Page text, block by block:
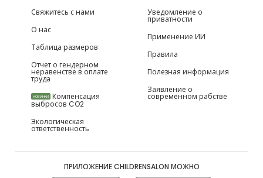
Свяжитесь с нами
О нас
Таблица размеров
Отчет о гендерном
неравенстве в оплате
труда
НОВИНКИ Компенсация
выбросов CO2
Экологическая
ответственность
Уведомление о
приватности
Применение ИИ
Правила
Полезная информация
Заявление о
современном рабстве
ПРИЛОЖЕНИЕ CHILDRENSALON МОЖНО